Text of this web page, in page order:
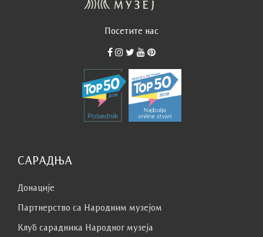
колоније оживљава успомену на двоје
великана српске уметности 20. века и
дијалог са њиховим животима и
Нова стална поставка музеја осмишљена је
са визијом да Спомен-музеј Надежде и
Растка Петровића постане активни простор
вредностима из живота Надежде, Растка и
неизбрисив траг у српској култури.
Контакт: nadezdairastko@narodnimuzej.rs
Посетите нас
САРАДЊА
Донације
Партнерство са Народним музејoм
Клуб сaрaдникa Народног музеја